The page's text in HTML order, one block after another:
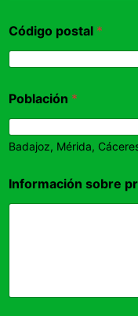
Código postal *
Población *
Badajoz, Mérida,
Información sobre